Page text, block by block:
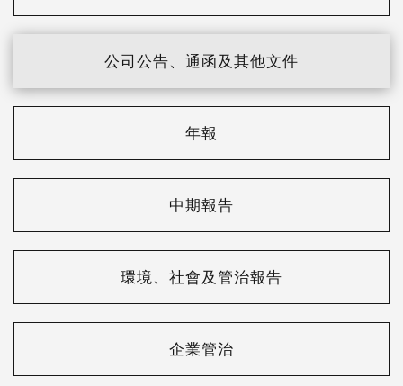
公司公告、通函及其他文件
年報
中期報告
環境、社會及管治報告
企業管治